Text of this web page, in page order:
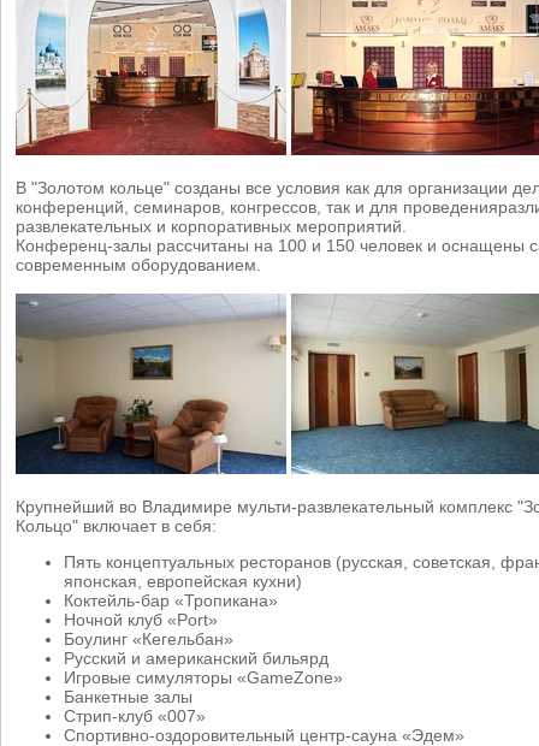
В "Золотом кольце" созданы все условия как для организации
конференций, семинаров, конгрессов, так и для
развлекательных и корпоративных мероприятий.
Конференц-залы рассчитаны на 100 и 150 человек и оснащены
современным оборудованием.
Крупнейший во Владимире мульти-развлекательный комплекс
Кольцо" включает в себя:
Пять концептуальных ресторанов (русская, советская,
японская, европейская кухни)
Коктейль-бар «Тропикана»
Ночной клуб «Port»
Боулинг «Кегельбан»
Русский и американский бильярд
Игровые симуляторы «GameZone»
Банкетные залы
Стрип-клуб «007»
Спортивно-оздоровительный центр-сауна «Эдем»